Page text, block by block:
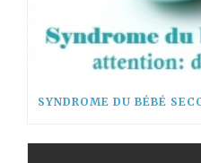
SYNDROME DU BÉBÉ